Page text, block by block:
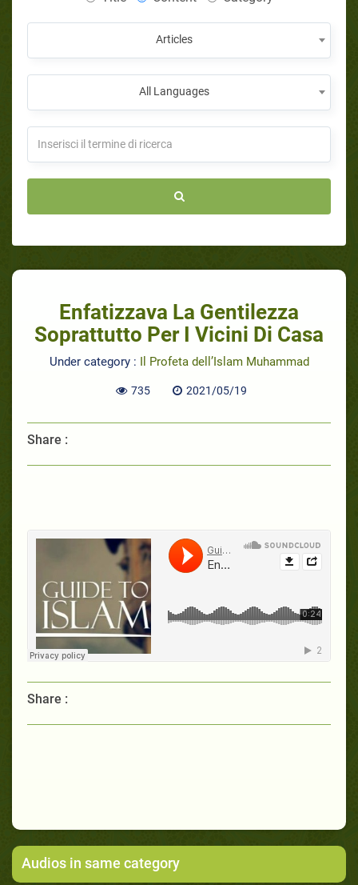
Articles
All Languages
Enfatizzava La Gentilezza
Soprattutto Per I Vicini Di Casa
Under category : Il Profeta dell’Islam Muhammad
735 2021/05/19
Share :
Share :
Audios in same category